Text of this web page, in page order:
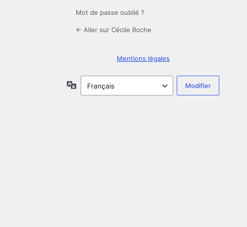
Mot de passe oublié ?
← Aller sur Cécile Roche
Mentions légales
Langue